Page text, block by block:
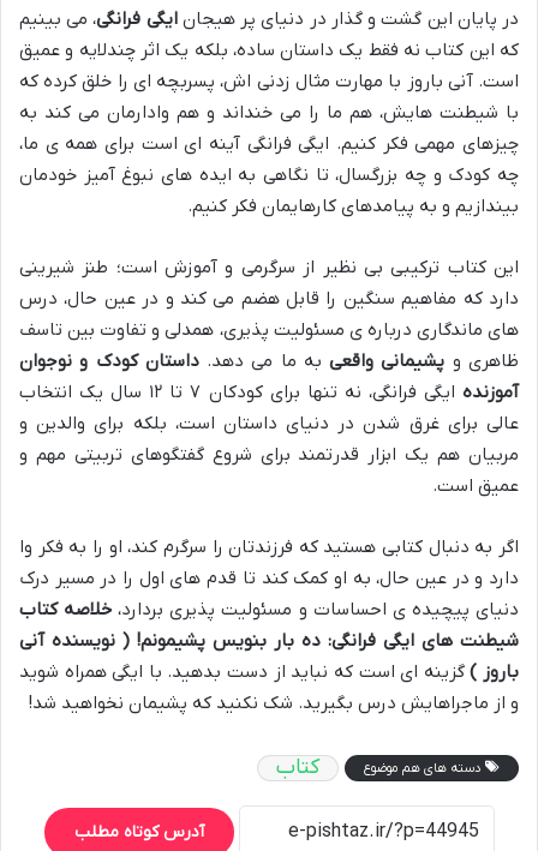
در پایان این گشت و گذار در دنیای پر هیجانایگی فرانگی، می بینیم
که این کتاب نه فقط یک داستان ساده، بلکه یک اثر چندلایه و عمیق
است. آنی باروز با مهارت مثال زدنی اش، پسربچه ای را خلق کرده که
با شیطنت هایش، هم ما را می خنداند و هم وادارمان می کند به
چیزهای مهمی فکر کنیم. ایگی فرانگی آینه ای است برای همه ی ما،
چه کودک و چه بزرگسال، تا نگاهی به ایده های نبوغ آمیز خودمان
بیندازیم و به پیامدهای کارهایمان فکر کنیم.
این کتاب ترکیبی بی نظیر از سرگرمی و آموزش است؛ طنز شیرینی
دارد که مفاهیم سنگین را قابل هضم می کند و در عین حال، درس
های ماندگاری درباره ی مسئولیت پذیری، همدلی و تفاوت بین تاسف
ظاهری و پشیمانی واقعیبه ما می دهد.داستان کودک و نوجوان
آموزنده
ایگی فرانگی، نه تنها برای کودکان ۷ تا ۱۲ سال یک انتخاب
عالی برای غرق شدن در دنیای داستان است، بلکه برای والدین و
مربیان هم یک ابزار قدرتمند برای شروع گفتگوهای تربیتی مهم و
عمیق است.
اگر به دنبال کتابی هستید که فرزندتان را سرگرم کند، او را به فکر وا
دارد و در عین حال، به او کمک کند تا قدم های اول را در مسیر درک
دنیای پیچیده ی احساسات و مسئولیت پذیری بردارد، خلاصه کتاب
شیطنت های ایگی فرانگی: ده بار بنویس پشیمونم! ( نویسنده آنی
باروز )گزینه ای است که نباید از دست بدهید. با ایگی همراه شوید
و از ماجراهایش درس بگیرید. شک نکنید که پشیمان نخواهید شد!
دسته های هم موضوع کتاب
آدرس کوتاه مطلب